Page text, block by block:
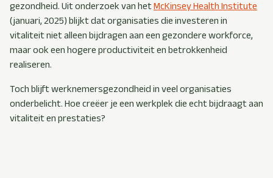
gezondheid. Uit onderzoek van hetMcKinsey Health Institute
(januari, 2025) blijkt dat organisaties die investeren in
vitaliteit niet alleen bijdragen aan een gezondere workforce,
maar ook een hogere productiviteit en betrokkenheid
realiseren.
Toch blijft werknemersgezondheid in veel organisaties
onderbelicht. Hoe creëer je een werkplek die echt bijdraagt aan
vitaliteit en prestaties?